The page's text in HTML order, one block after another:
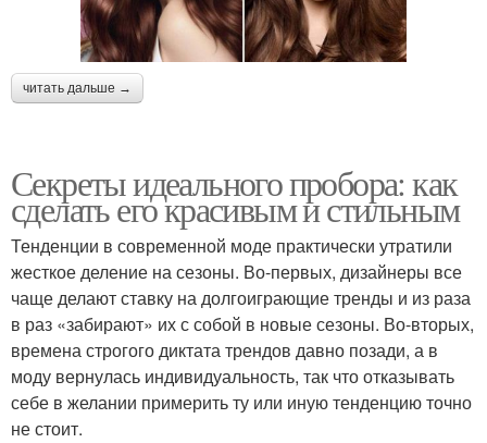
читать дальше →
Секреты идеального пробора: как
сделать его красивым и стильным
Тенденции в современной моде практически утратили
жесткое деление на сезоны. Во-первых, дизайнеры все
чаще делают ставку на долгоиграющие тренды и из раза
в раз «забирают» их с собой в новые сезоны. Во-вторых,
времена строгого диктата трендов давно позади, а в
моду вернулась индивидуальность, так что отказывать
себе в желании примерить ту или иную тенденцию точно
не стоит.